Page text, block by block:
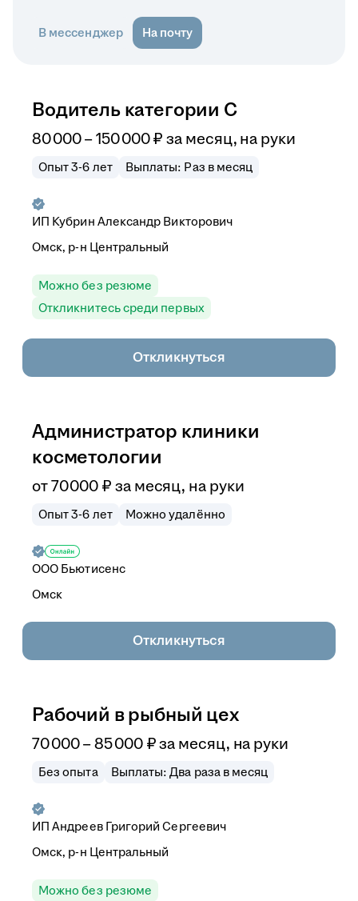
В мессенджер На почту
Водитель категории С
80 000–150 000₽ за месяц, на руки
Опыт 3-6 лет Выплаты: Раз в месяц
ИП Кубрин Александр Викторович
Омск, р-н Центральный
Можно без резюме
Откликнитесь среди первых
Откликнуться
Администратор клиники
косметологии
от70 000 ₽ за месяц, на руки
Опыт 3-6 лет Можно удалённо
ООО Бьютисенс
Омск
Откликнуться
Рабочий в рыбный цех
70 000–85 000 ₽ за месяц, на руки
Без опыта Выплаты: Два раза в месяц
ИПАндреев Григорий Сергеевич
Омск, р-н Центральный
Можно без резюме